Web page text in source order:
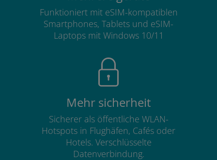
Funktioniert mit eSIM-kompatiblen
Smartphones, Tablets und eSIM-
Laptops mit Windows 10/11
Mehr sicherheit
Sicherer als öffentliche WLAN-
Hotspots in Flughäfen, Cafés oder
Hotels. Verschlüsselte
Datenverbindung.